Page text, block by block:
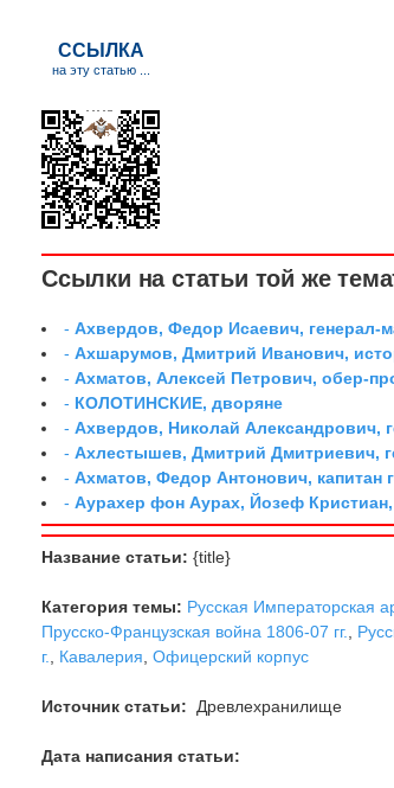
Ссылки на статьи той же
-Ахвердов, Федор Исаевич, генерал-
-Ахшарумов, Дмитрий Иванович,
-Ахматов, Алексей Петрович, обер-
- КОЛОТИНСКИЕ, дворяне
-Ахвердов, Николай Александрович,
-Ахлестышев, Дмитрий Дмитриевич,
-Ахматов, Федор Антонович, капитан
-Аурахер фон Аурах, Йозеф
Название статьи: {title}
Категория темы: Русская Императорская
Прусско-Французская война 1806-07 гг.
г.
Кавалерия ,Офицерский корпус
Источник статьи: Древлехранилище
Дата написания статьи: